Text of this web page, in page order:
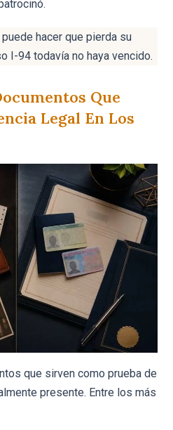
hacer que pierda su
I-94 todavía no haya vencido.
Que
Legal En Los
que sirven como prueba de
presente. Entre los más